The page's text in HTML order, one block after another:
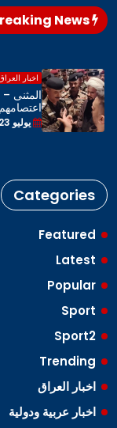
محافظ المثنى،
اخبار
المثنى
يوليو 23, 2026
Categories
Featured
Latest
Popular
Sport
Sport2
Trending
اخبار العراق
اخبار عربية ودولية